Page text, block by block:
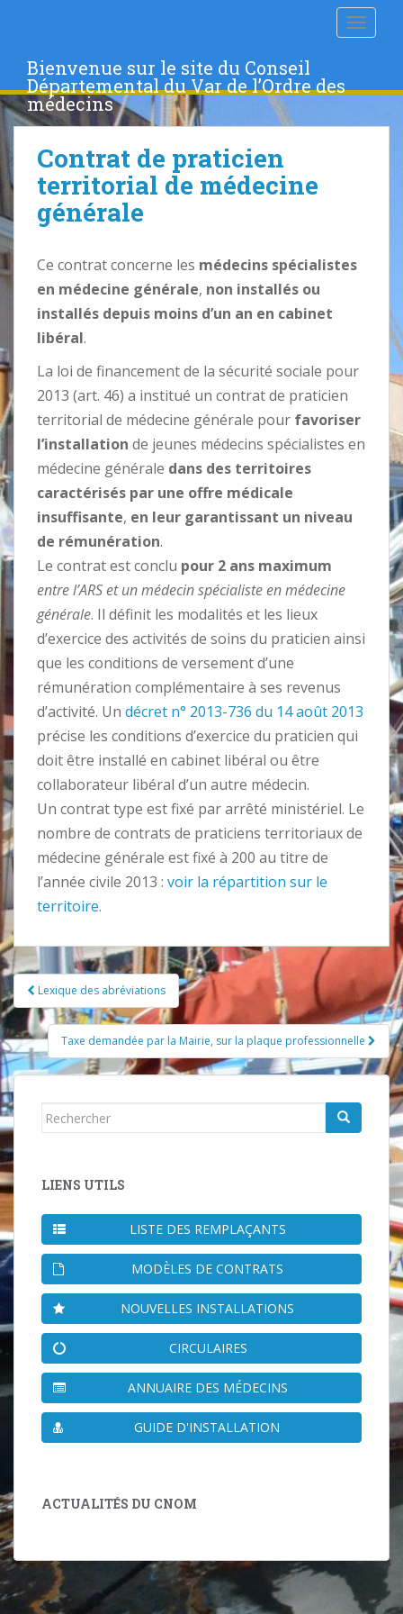
t
o
c
o
n
t
Bienvenue sur le site du Conseil
Départemental du Var de l’Ordre des
médecins
Contrat de praticien
territorial de médecine
générale
Ce contrat concerne les médecins spécialistes
en médecine générale, non installés ou
installés depuis moins d’un an en cabinet
libéral.
La loi de financement de la sécurité sociale pour
2013 (art. 46) a institué un contrat de praticien
territorial de médecine générale pour favoriser
l’installation de jeunes médecins spécialistes en
médecine générale dans des territoires
caractérisés par une offre médicale
insuffisante, en leur garantissant un niveau
de rémunération.
Le contrat est conclu pour 2 ans maximum
entre l’ARS et un médecin spécialiste en médecine
générale. Il définit les modalités et les lieux
d’exercice des activités de soins du praticien ainsi
que les conditions de versement d’une
rémunération complémentaire à ses revenus
d’activité. Un décret n° 2013-736 du 14 août 2013
précise les conditions d’exercice du praticien qui
doit être installé en cabinet libéral ou être
collaborateur libéral d’un autre médecin.
Un contrat type est fixé par arrêté ministériel. Le
nombre de contrats de praticiens territoriaux de
médecine générale est fixé à 200 au titre de
l’année civile 2013 : voir la répartition sur le
territoire.
Pagination
d'article
Lexique des abréviations
Taxe demandée par la Mairie, sur la plaque professionnelle
Rechercher...
LIENS UTILS
LISTE DES REMPLAÇANTS
MODÈLES DE CONTRATS
NOUVELLES INSTALLATIONS
CIRCULAIRES
ANNUAIRE DES MÉDECINS
GUIDE D'INSTALLATION
ACTUALITÉS DU CNOM